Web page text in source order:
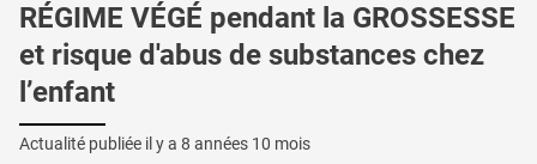
RÉGIME VÉGÉ pendant la GROSSESSE
et risque d'abus de substances chez
l’enfant
Actualité publiée il y a 8 années 10 mois